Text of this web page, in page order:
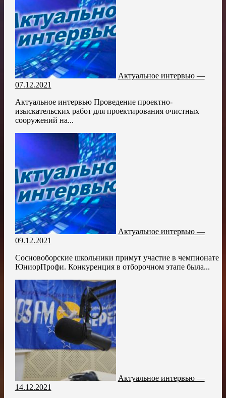
Актуальное интервью —
07.12.2021
Актуальное интервью Проведение проектно-
изыскательских работ для проектирования очистных
сооружений на...
Актуальное интервью —
09.12.2021
Сосновоборские школьники примут участие в чемпионате
ЮниорПрофи. Конкуренция в отборочном этапе была...
Актуальное интервью —
14.12.2021